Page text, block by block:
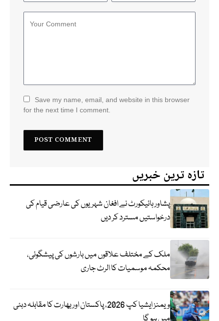
Save my name, email, and website in this browser
for the next time I comment.
تازہ ترین خبریں
پشاور ہائیکورٹ نے افغان شہریوں کی عارضی قیام کی
درخواستیں مسترد کر دیں
ملک کے مختلف علاقوں میں بارشوں کی پیشگوئی،
محکمہ موسمیات کا الرٹ جاری
ویمنز ایشیا کپ 2026، پاکستان اور بھارت کا مقابلہ دبئی